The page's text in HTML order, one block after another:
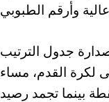
جدول الترتيب
لكرة القدم، مساء
السبت، رافعا رصيده الى 34 نقطة بينما تجمد رصيد